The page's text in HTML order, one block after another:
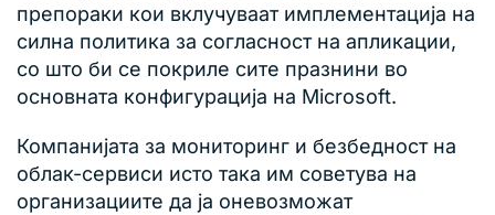
препораки кои вклучуваат имплементација на
силна политика за согласност на апликации,
со што би се покриле сите празнини во
основната конфигурација на Microsoft.
Компанијата за мониторинг и безбедност на
облак-сервиси исто така им советува на
организациите да ја оневозможат